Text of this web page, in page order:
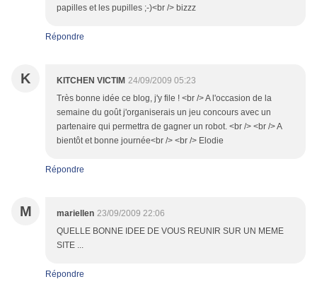
papilles et les pupilles ;-)<br /> bizzz
Répondre
K KITCHEN VICTIM 24/09/2009 05:23
Très bonne idée ce blog, j'y file ! <br /> A l'occasion de la
semaine du goût j'organiserais un jeu concours avec un
partenaire qui permettra de gagner un robot. <br /> <br /> A
bientôt et bonne journée<br /> <br /> Elodie
Répondre
M mariellen 23/09/2009 22:06
QUELLE BONNE IDEE DE VOUS REUNIR SUR UN MEME
SITE ...
Répondre